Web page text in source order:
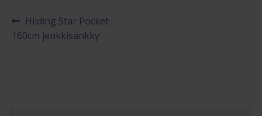
Artikkelien
selaus
Edellinen
artikkeli
Hilding Star Pocket
160cm jenkkisänkky